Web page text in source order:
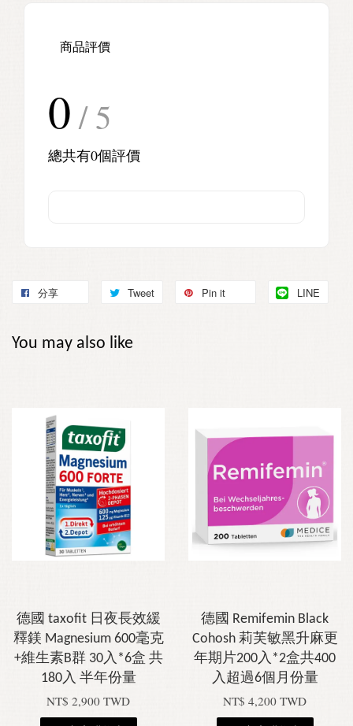
商品評價
0 / 5
總共有0個評價
分享 Tweet Pin it LINE
You may also like
德國 taxofit 日夜長效緩
釋鎂 Magnesium 600毫克
+維生素B群 30入*6盒 共
180入 半年份量
NT$ 2,900 TWD
德國 Remifemin Black
Cohosh 莉芙敏黑升麻更
年期片200入*2盒共400
入超過6個月份量
NT$ 4,200 TWD